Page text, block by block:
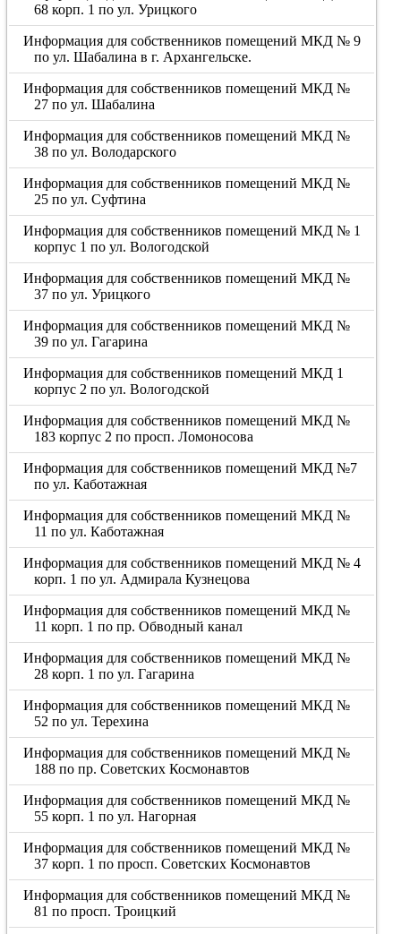
68 корп. 1 по ул. Урицкого
Информация для собственников помещений МКД № 9
по ул. Шабалина в г. Архангельске.
Информация для собственников помещений МКД №
27 по ул. Шабалина
Информация для собственников помещений МКД №
38 по ул. Володарского
Информация для собственников помещений МКД №
25 по ул. Суфтина
Информация для собственников помещений МКД № 1
корпус 1 по ул. Вологодской
Информация для собственников помещений МКД №
37 по ул. Урицкого
Информация для собственников помещений МКД №
39 по ул. Гагарина
Информация для собственников помещений МКД 1
корпус 2 по ул. Вологодской
Информация для собственников помещений МКД №
183 корпус 2 по просп. Ломоносова
Информация для собственников помещений МКД №7
по ул. Каботажная
Информация для собственников помещений МКД №
11 по ул. Каботажная
Информация для собственников помещений МКД № 4
корп. 1 по ул. Адмирала Кузнецова
Информация для собственников помещений МКД №
11 корп. 1 по пр. Обводный канал
Информация для собственников помещений МКД №
28 корп. 1 по ул. Гагарина
Информация для собственников помещений МКД №
52 по ул. Терехина
Информация для собственников помещений МКД №
188 по пр. Советских Космонавтов
Информация для собственников помещений МКД №
55 корп. 1 по ул. Нагорная
Информация для собственников помещений МКД №
37 корп. 1 по просп. Советских Космонавтов
Информация для собственников помещений МКД №
81 по просп. Троицкий